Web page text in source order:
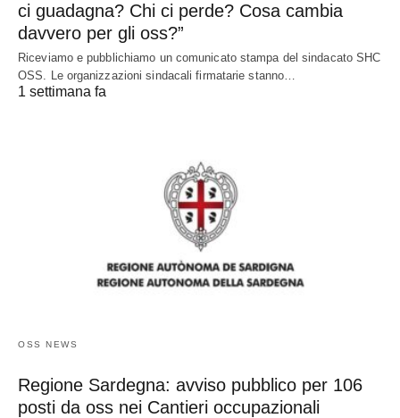
ci guadagna? Chi ci perde? Cosa cambia
davvero per gli oss?”
Riceviamo e pubblichiamo un comunicato stampa del sindacato SHC
OSS. Le organizzazioni sindacali firmatarie stanno…
1 settimana fa
OSS NEWS
Regione Sardegna: avviso pubblico per 106
posti da oss nei Cantieri occupazionali